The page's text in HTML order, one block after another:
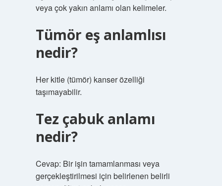
veya çok yakın anlamı olan kelimeler.
Tümör eş anlamlısı
nedir?
Her kitle (tümör) kanser özelliği
taşımayabilir.
Tez çabuk anlamı
nedir?
Cevap: Bir işin tamamlanması veya
gerçekleştirilmesi için belirlenen belirli